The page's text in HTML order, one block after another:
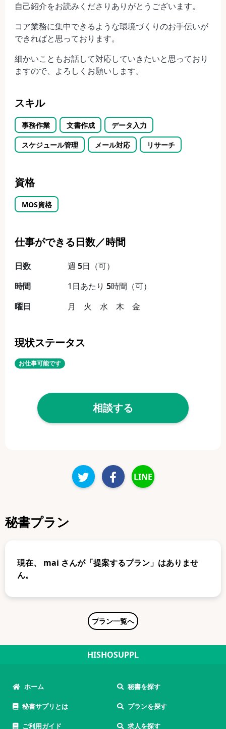
自己紹介をお読みくださりありがとうございます。
コア業務に集中できるような環境づくりのお手伝いが
できればと思っております。
細かいこともお話して対応していきたいと思っており
ますので、よろしくお願いします。
スキル
事務作業 文書作成 データ入力
スケジュール管理 メール対応 リサーチ
資格
MOS資格
仕事ができる日数／時間
日数 週5日（可）
時間
1日あたり5時間（可）
曜日
月 火 水 木 金
現状ステータス
お仕事可能です
相談する
LINE
秘書プラン
現在、 mai さんが「提案するプラン」はありませ
ん。
プラン一覧へ
HISHOSUPPL
ホーム
秘書サプリとは
ご利用ガイド
秘書を探す
プランを探す
求人を探す